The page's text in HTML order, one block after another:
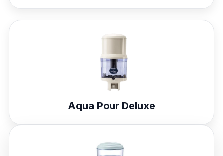
Aqua Pour Deluxe